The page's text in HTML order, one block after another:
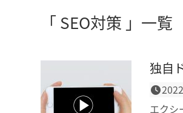
「 SEO対策 」一覧
独自
エクシ